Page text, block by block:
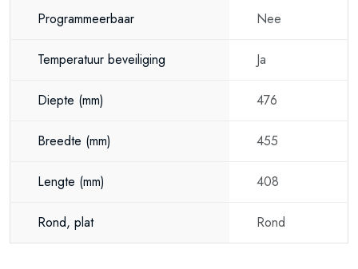
Programmeerbaar Nee
Temperatuur beveiliging Ja
Diepte (mm) 476
Breedte (mm) 455
Lengte (mm) 408
Rond, plat Rond